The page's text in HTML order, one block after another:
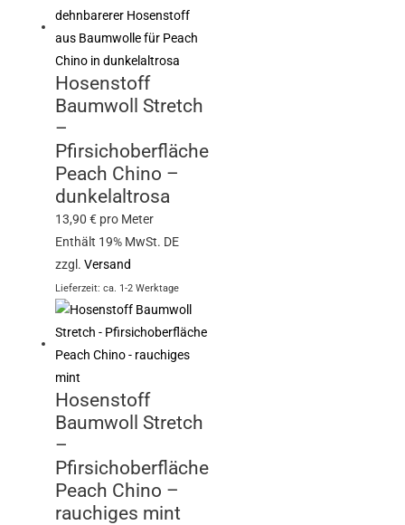
Hosenstoff
Baumwoll Stretch
–
Pfirsichoberfläche
Peach Chino –
dunkelaltrosa
13,90€ pro Meter
Enthält 19% MwSt. DE
zzgl.Versand
Lieferzeit: ca. 1-2 Werktage
Hosenstoff
Baumwoll Stretch
–
Pfirsichoberfläche
Peach Chino –
rauchiges mint